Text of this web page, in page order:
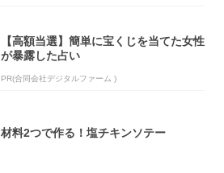
【高額当選】簡単に宝くじを当てた女性
が暴露した占い
PR(合同会社デジタルファーム )
材料2つで作る！塩チキンソテー